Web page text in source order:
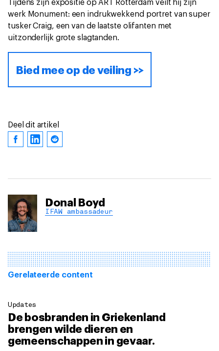
Tijdens zijn expositie op ART Rotterdam veilt hij zijn
werk Monument: een indrukwekkend portret van super
tusker Craig, een van de laatste olifanten met
uitzonderlijk grote slagtanden.
Bied mee op de veiling >>
Deel dit artikel
Donal Boyd
IFAW ambassadeur
Gerelateerde content
Updates
De bosbranden in Griekenland
brengen wilde dieren en
gemeenschappen in gevaar.